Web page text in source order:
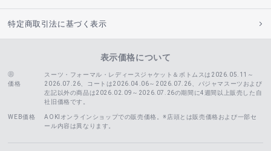
特定商取引法に基づく表示
表示価格について
価格
スーツ・フォーマル・レディースジャケット＆ボトムスは2026.05.11～
2026.07.26、コートは2026.04.06～2026.07.26、
パジャマスーツおよび
左記以外の商品は2026.02.09～2026.07.26の期間に4週間以上販売した自
社旧価格です。
WEB価格
AOKIオンラインショップでの販売価格。※店頭とは販売価格および一部セ
ール内容は異なります。